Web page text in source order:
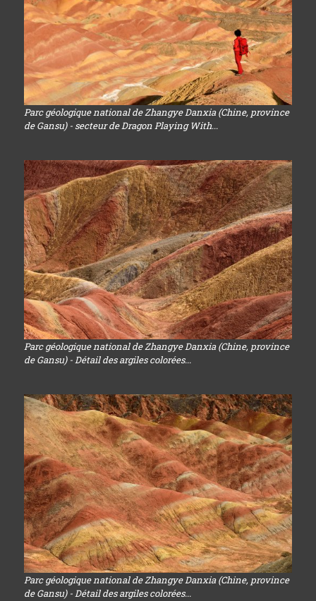
Parc géologique national de Zhangye Danxia (Chine, province
de Gansu) - secteur de Dragon Playing With...
Parc géologique national de Zhangye Danxia (Chine, province
de Gansu) - Détail des argiles colorées...
Parc géologique national de Zhangye Danxia (Chine, province
de Gansu) - Détail des argiles colorées...